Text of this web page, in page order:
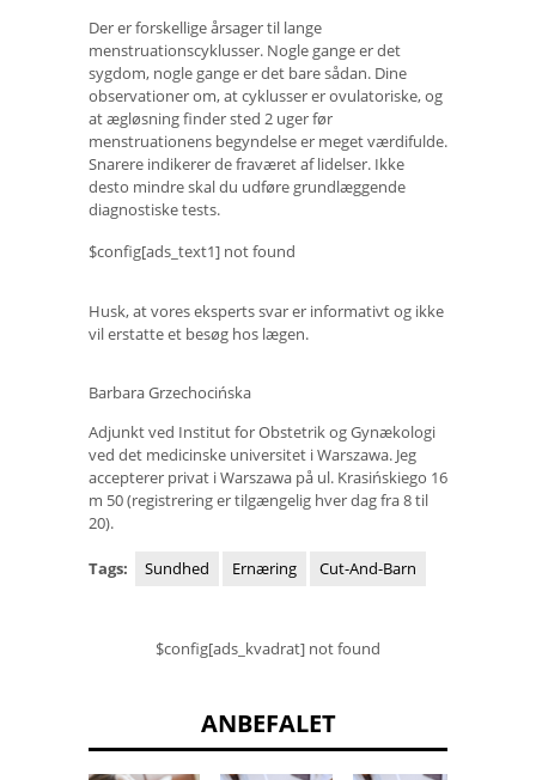
Der er forskellige årsager til lange
menstruationscyklusser. Nogle gange er det
sygdom, nogle gange er det bare sådan. Dine
observationer om, at cyklusser er ovulatoriske, og
at ægløsning finder sted 2 uger før
menstruationens begyndelse er meget værdifulde.
Snarere indikerer de fraværet af lidelser. Ikke
desto mindre skal du udføre grundlæggende
diagnostiske tests.
$config[ads_text1] not found
Husk, at vores eksperts svar er informativt og ikke
vil erstatte et besøg hos lægen.
Barbara Grzechocińska
Adjunkt ved Institut for Obstetrik og Gynækologi
ved det medicinske universitet i Warszawa. Jeg
accepterer privat i Warszawa på ul. Krasińskiego 16
m 50 (registrering er tilgængelig hver dag fra 8 til
20).
Tags: Sundhed Ernæring Cut-And-Barn
$config[ads_kvadrat] not found
ANBEFALET